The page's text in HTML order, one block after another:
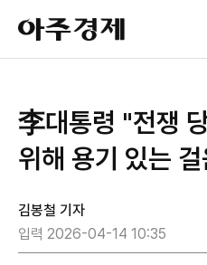
아
주
경
李대통령 "전쟁
위해 용기 있는
김봉철 기자
입력 2026-04-14 10:35